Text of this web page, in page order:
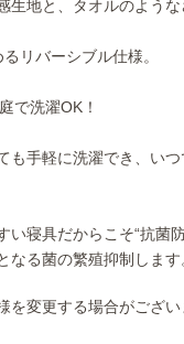
生地と、タオルのよう
リバーシブル仕様。
で洗濯OK！
も手軽に洗濯でき、い
寝具だからこそ“抗菌防
なる菌の繁殖抑制します
を変更する場合がござ